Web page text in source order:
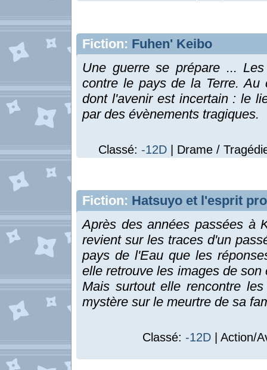
Fiction: Fuhen' Keibo
Une guerre se prépare ...
contre le pays de la Terre.
dont l'avenir est incertain : le
par des évènements tragiques.
Classé: -12D | Drame /
Fiction: Hatsuyo et l'esprit
Après des années passées à
revient sur les traces d'un
pays de l'Eau que les
elle retrouve les images de
Mais surtout elle rencontre
mystère sur le meurtre de sa
Classé: -12D | Action/